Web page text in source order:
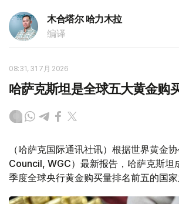
木合塔尔 哈力木拉
编译
08:31, 31 7月 2026
哈萨克斯坦是全球五大黄金购
（哈萨克国际通讯社讯）根据世界黄金
Council, WGC）最新报告，哈萨克斯
季度全球央行黄金购买量排名前五的国家